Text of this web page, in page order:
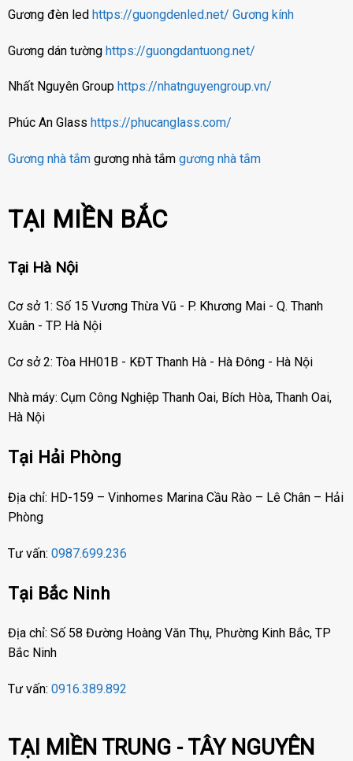
Gương đèn led https://guongdenled.net/ Gương kính
Gương dán tường https://guongdantuong.net/
Nhất Nguyên Group https://nhatnguyengroup.vn/
Phúc An Glass https://phucanglass.com/
Gương nhà tắmgương nhà tắm gương nhà tắm
TẠI MIỀN BẮC
Tại Hà Nội
Cơ sở 1: Số 15 Vương Thừa Vũ - P. Khương Mai - Q. Thanh
Xuân - TP. Hà Nội
Cơ sở 2: Tòa HH01B - KĐT Thanh Hà - Hà Đông - Hà Nội
Nhà máy: Cụm Công Nghiệp Thanh Oai, Bích Hòa, Thanh Oai,
Hà Nội
Tại Hải Phòng
Địa chỉ: HD-159 – Vinhomes Marina Cầu Rào – Lê Chân – Hải
Phòng
Tư vấn: 0987.699.236
Tại Bắc Ninh
Địa chỉ: Số 58 Đường Hoàng Văn Thụ, Phường Kinh Bắc, TP
Bắc Ninh
Tư vấn: 0916.389.892
TẠI MIỀN TRUNG - TÂY NGUYÊN